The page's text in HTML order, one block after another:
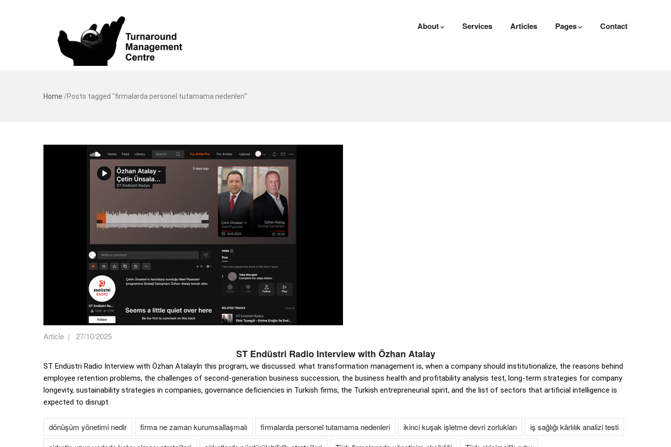
About Services Articles Pages Contact
Home /Posts tagged "firmalarda personel tutamama nedenleri"
Article | 27/10/2025
ST Endüstri Radio Interview with Özhan Atalay
ST Endüstri Radio Interview with Özhan AtalayIn this program, we discussed: what transformation management is, when a company should institutionalize, the reasons behind
employee retention problems, the challenges of second-generation business succession, the business health and profitability analysis test, long-term strategies for company
longevity, sustainability strategies in companies, governance deficiencies in Turkish firms, the Turkish entrepreneurial spirit, and the list of sectors that artificial intelligence is
expected to disrupt.
dönüşüm yönetimi nedir firma ne zaman kurumsallaşmalı firmalarda personel tutamama nedenleri ikinci kuşak işletme devri zorlukları
iş sağlığı kârlılık analizi testi